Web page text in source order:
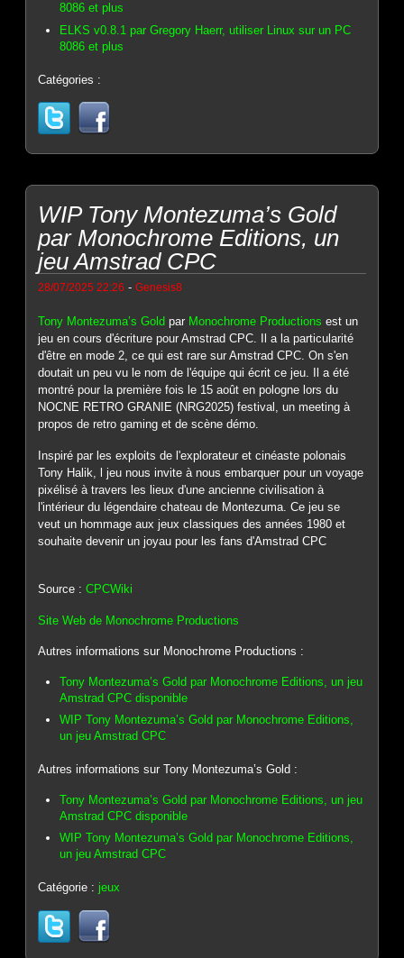
8086 et plus
ELKS v0.8.1 par Gregory Haerr, utiliser Linux sur un PC
8086 et plus
Catégories :
WIP Tony Montezuma’s Gold
par Monochrome Editions, un
jeu Amstrad CPC
28/07/2025 22:26 -Genesis8
Tony Montezuma’s Gold par Monochrome Productions est un
jeu en cours d'écriture pour Amstrad CPC. Il a la particularité
d'être en mode 2, ce qui est rare sur Amstrad CPC. On s'en
doutait un peu vu le nom de l'équipe qui écrit ce jeu. Il a été
montré pour la première fois le 15 août en pologne lors du
NOCNE RETRO GRANIE (NRG2025) festival, un meeting à
propos de retro gaming et de scène démo.
Inspiré par les exploits de l'explorateur et cinéaste polonais
Tony Halik, l jeu nous invite à nous embarquer pour un voyage
pixélisé à travers les lieux d'une ancienne civilisation à
l'intérieur du légendaire chateau de Montezuma. Ce jeu se
veut un hommage aux jeux classiques des années 1980 et
souhaite devenir un joyau pour les fans d'Amstrad CPC
Source :CPCWiki
Site Web de Monochrome Productions
Autres informations sur Monochrome Productions :
Tony Montezuma’s Gold par Monochrome Editions, un jeu
Amstrad CPC disponible
WIP Tony Montezuma’s Gold par Monochrome Editions,
un jeu Amstrad CPC
Autres informations sur Tony Montezuma’s Gold :
Tony Montezuma’s Gold par Monochrome Editions, un jeu
Amstrad CPC disponible
WIP Tony Montezuma’s Gold par Monochrome Editions,
un jeu Amstrad CPC
Catégorie :jeux